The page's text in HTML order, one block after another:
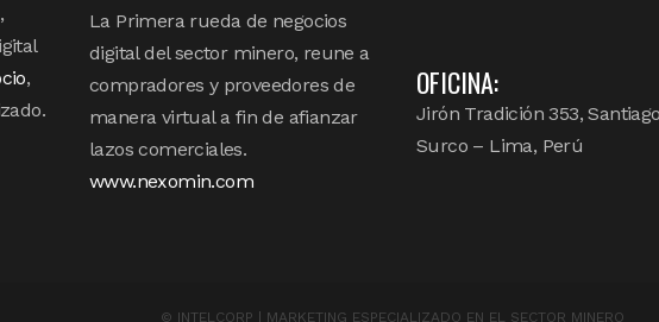
,
La Primera rueda de negocios
digital del sector minero, reune a
compradores y proveedores de
manera virtual a fin de afianzar
lazos comerciales.
www.nexomin.com
OFICINA:
Jirón Tradición 353,
Surco – Lima, Perú
© INTELCORP | MARKETING ESPECIALIZADO EN EL SECTOR MINERO